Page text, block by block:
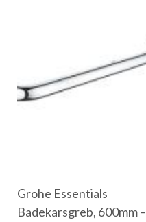
Grohe Essentials
Badekarsgreb, 600mm –